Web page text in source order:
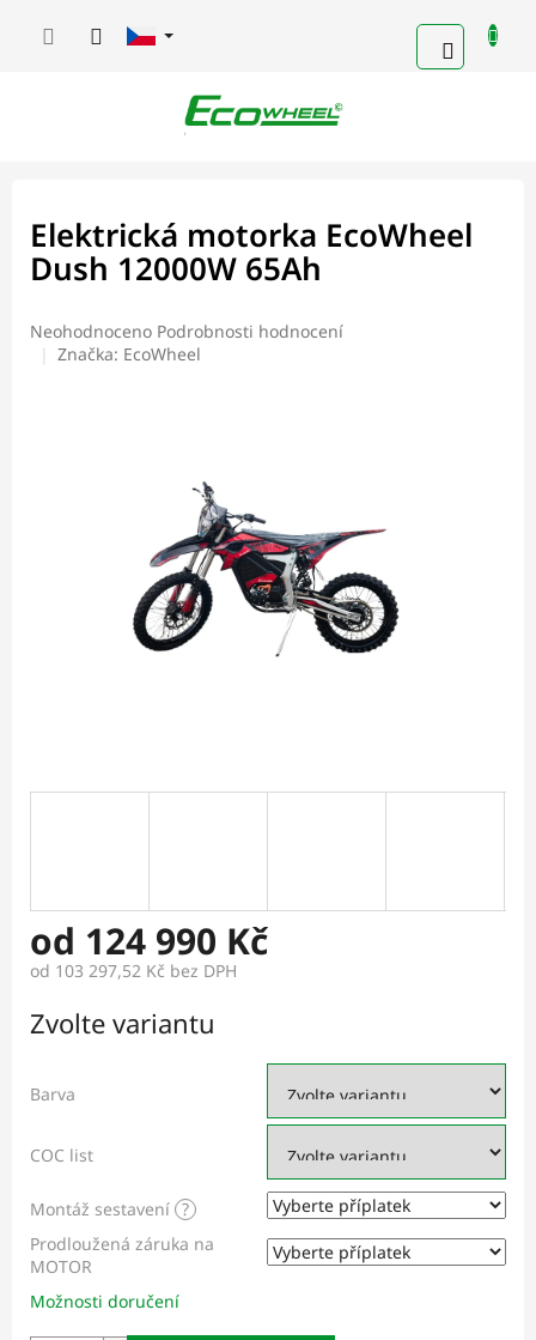
KOŠÍK
Elektrická motorka EcoWheel
Dush 12000W 65Ah
Průměrné
hodnocení
Neohodnoceno Podrobnosti hodnocení
Značka: EcoWheel
od 124 990 Kč
od 103 297,52 Kč bez DPH
cena:
Zvolte variantu
Barva
COC list
Montáž sestavení ?
Prodloužená záruka na
MOTOR
Možnosti doručení